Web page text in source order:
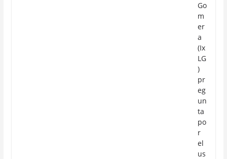
Go
m
er
a
(Ix
LG
)
pr
eg
un
ta
po
r
el
us